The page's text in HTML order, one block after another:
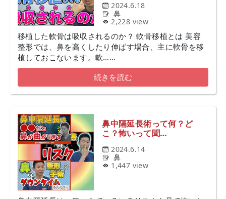
2024.6.18
鼻
2,228 view
移植した軟骨は吸収されるのか？ 軟骨移植とは 美容
整形では、鼻を高くしたり伸ばす場合、主に軟骨を移
植しておこないます。軟……
続きを読む
鼻中隔延長術って何？ど
こ？怖いって聞…
2024.6.14
鼻
1,447 view